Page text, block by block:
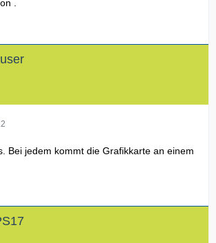
.
Bei jedem kommt die Grafikkarte an einem